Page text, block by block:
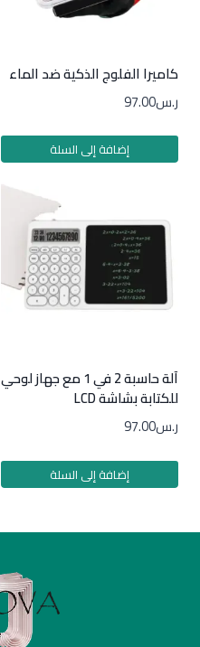
كاميرا الفلوج الذكية ضد الماء
ر.س97.00
إضافة إلى السلة
آلة حاسبة 2 في 1 مع جهاز لوحي
للكتابة بشاشة LCD
ر.س97.00
إضافة إلى السلة